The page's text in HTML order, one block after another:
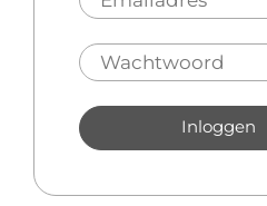
Inloggen